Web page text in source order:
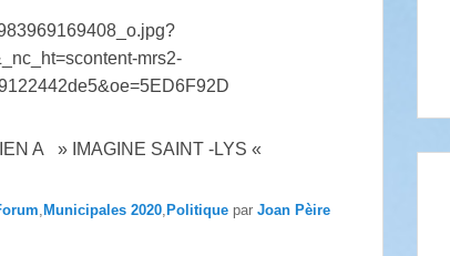
A » IMAGINE SAINT -LYS «
Municipales 2020 Politique par Joan Pèire